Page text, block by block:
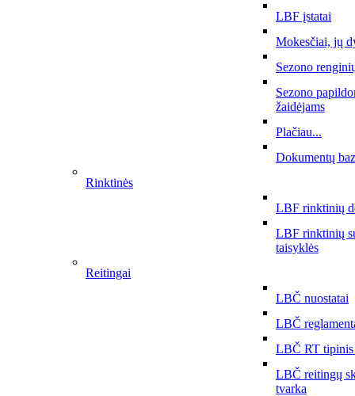
LBF įstatai
Mokesčiai, jų
Sezono
Sezono
žaidėjams
Plačiau...
Dokumentų
Rinktinės
LBF rinktinių
LBF rinktinių
taisyklės
Reitingai
LBČ nuostatai
LBČ
LBČ RT tipinis
LBČ reitingų
tvarka